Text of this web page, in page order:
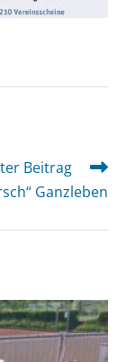
Beitrag
Ganzleben